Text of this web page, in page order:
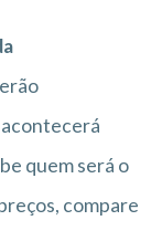
acontecerá
quem será o
compare